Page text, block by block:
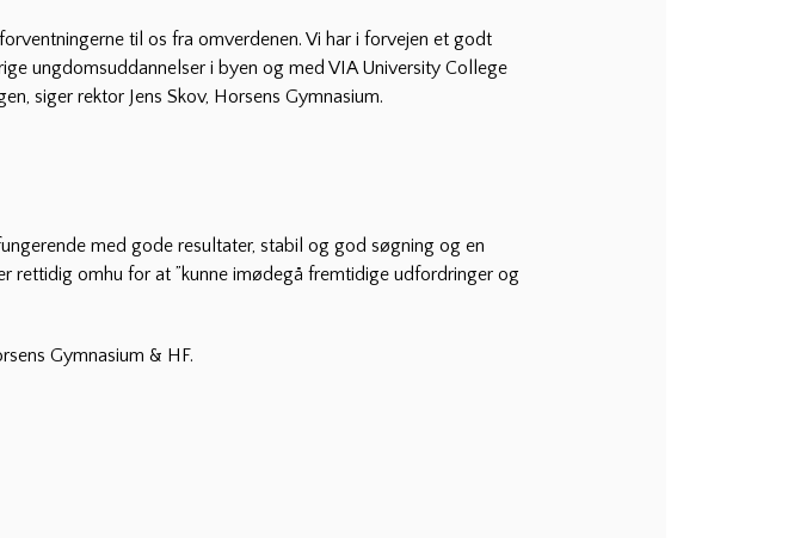
til os fra omverdenen. Vi har i forvejen et godt
ungdomsuddannelser i byen og med VIA University College
siger rektor Jens Skov, Horsens Gymnasium.
med gode resultater, stabil og god søgning og en
rettidig omhu for at ”kunne imødegå fremtidige udfordringer og
Gymnasium & HF.